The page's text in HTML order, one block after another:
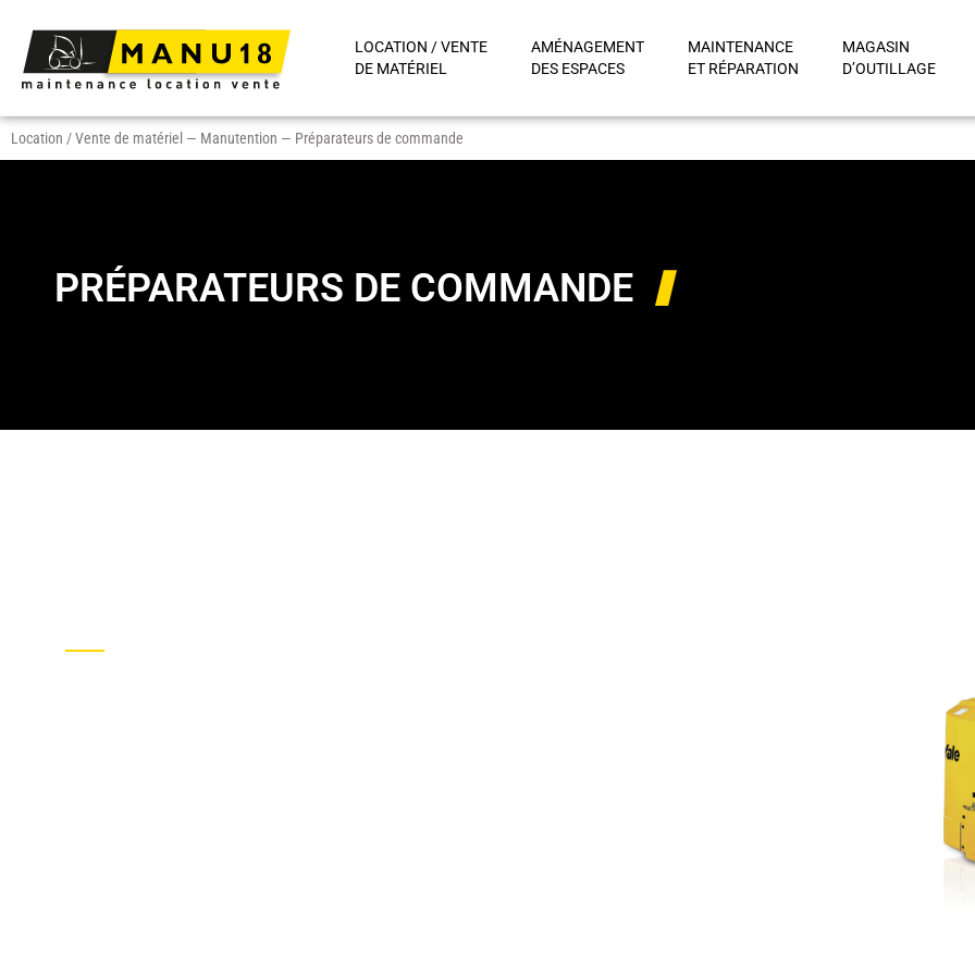
LOCATION / VENTE
DE MATÉRIEL
AMÉNAGEMENT
DES ESPACES
MAINTENANCE
ET RÉPARATION
MAGASIN
D’OUTILLAGE
Location / Vente de matériel — Manutention — Préparateurs de commande
PRÉPARATEURS DE COMMANDE